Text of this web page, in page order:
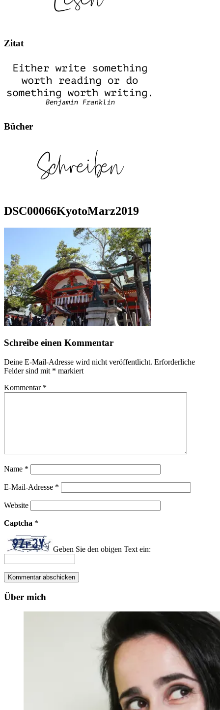
Zitat
Bücher
DSC00066KyotoMarz2019
Schreibe einen Kommentar
Deine E-Mail-Adresse wird nicht veröffentlicht. Erforderliche
Felder sind mit * markiert
Kommentar *
Name *
E-Mail-Adresse *
Website
Captcha *
Geben Sie den obigen Text ein:
Über mich